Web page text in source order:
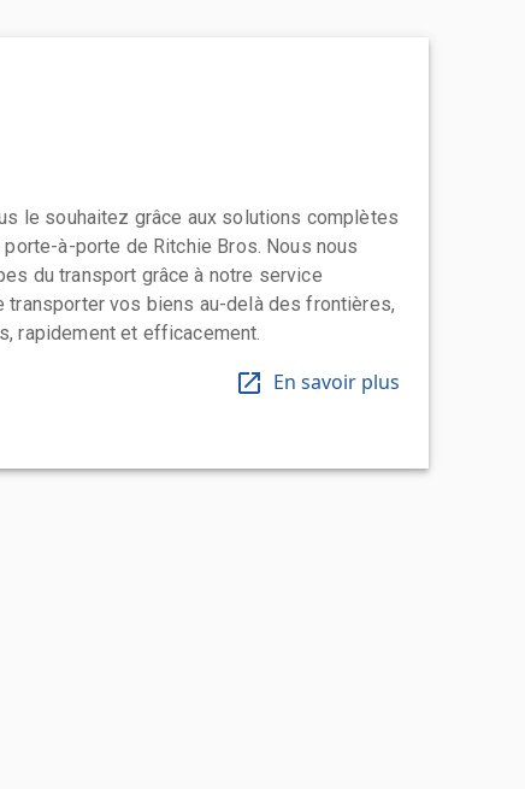
le souhaitez grâce aux solutions complètes
à-porte de Ritchie Bros. Nous nous
du transport grâce à notre service
transporter vos biens au-delà des frontières,
rapidement et efficacement.
En savoir plus